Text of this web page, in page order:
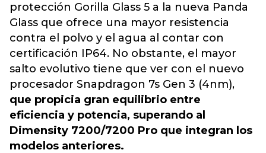
protección Gorilla Glass 5 a la nueva Panda
Glass que ofrece una mayor resistencia
contra el polvo y el agua al contar con
certificación IP64. No obstante, el mayor
salto evolutivo tiene que ver con el nuevo
procesador Snapdragon 7s Gen 3 (4nm),
que propicia gran equilibrio entre
eficiencia y potencia, superando al
Dimensity 7200/7200 Pro que integran los
modelos anteriores.